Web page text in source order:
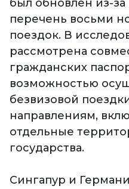
был обновлен из-
перечень восьми
поездок. В
рассмотрена
гражданских
возможностью
безвизовой
направлениям,
отдельные
государства.
Сингапур и